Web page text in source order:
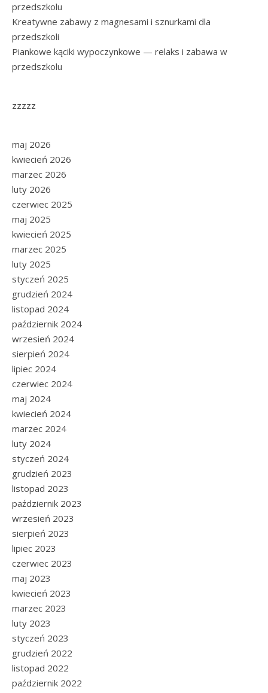
przedszkolu
Kreatywne zabawy z magnesami i sznurkami dla
przedszkoli
Piankowe kąciki wypoczynkowe — relaks i zabawa w
przedszkolu
zzzzz
maj 2026
kwiecień 2026
marzec 2026
luty 2026
czerwiec 2025
maj 2025
kwiecień 2025
marzec 2025
luty 2025
styczeń 2025
grudzień 2024
listopad 2024
październik 2024
wrzesień 2024
sierpień 2024
lipiec 2024
czerwiec 2024
maj 2024
kwiecień 2024
marzec 2024
luty 2024
styczeń 2024
grudzień 2023
listopad 2023
październik 2023
wrzesień 2023
sierpień 2023
lipiec 2023
czerwiec 2023
maj 2023
kwiecień 2023
marzec 2023
luty 2023
styczeń 2023
grudzień 2022
listopad 2022
październik 2022